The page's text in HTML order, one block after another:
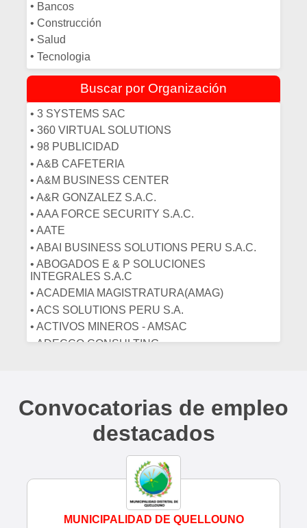
• ENFERMERIA
• ESTADISTICA
• FINANZAS
• FISIOTERAPIA
• GASTRONOMIA/CHEF
• GEÓGRAFOS
• GEÓLOGOS
• INFORMATICA
• ING. ELECTRICA
• INGENIERIA AMBIENTAL
• INGENIERIA CIVIL
• INGENIERIA DE MINAS
• INGENIERIA FORESTAL
• INGENIERIA INDUSTRIAL
• INGENIEROS
• MEDICOS VETERINARIOS
• NUTRICIONISTAS
• OBSTETRAS
• PSICÓLOGOS
• Bancos
• Construcción
• Salud
• Tecnologia
Buscar por Organización
• 3 SYSTEMS SAC
• 360 VIRTUAL SOLUTIONS
• 98 PUBLICIDAD
• A&B CAFETERIA
• A&M BUSINESS CENTER
• A&R GONZALEZ S.A.C.
• AAA FORCE SECURITY S.A.C.
• AATE
• ABAI BUSINESS SOLUTIONS PERU S.A.C.
• ABOGADOS E & P SOLUCIONES
INTEGRALES S.A.C
• ACADEMIA MAGISTRATURA(AMAG)
• ACS SOLUTIONS PERU S.A.
• ACTIVOS MINEROS - AMSAC
• ADECCO CONSULTING
• ADVANCE ELECTRICAL ENGINEERING
• AE BUSINESS E.I.R.L.
• AEROLÍNEA AVIANCA
• AEROLÍNEA LC PERÚ
• AF CONSTRUCTECNIA S.A.C.
• AGENCIA DE COMPRAS DE LAS FFAA
Convocatorias de empleo
destacados
MUNICIPALIDAD DE QUELLOUNO